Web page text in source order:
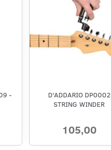
-
D'ADDARIO DP0002
STRING WINDER
105,00